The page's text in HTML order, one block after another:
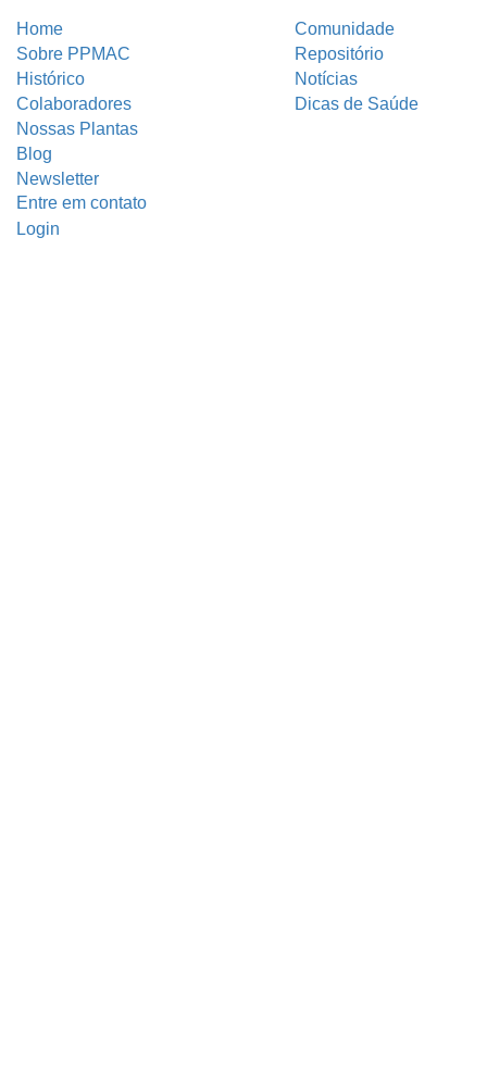
Home
Comunidade
Sobre PPMAC
Repositório
Histórico
Notícias
Colaboradores
Dicas de Saúde
Nossas Plantas
Blog
Newsletter
Entre em contato
Login